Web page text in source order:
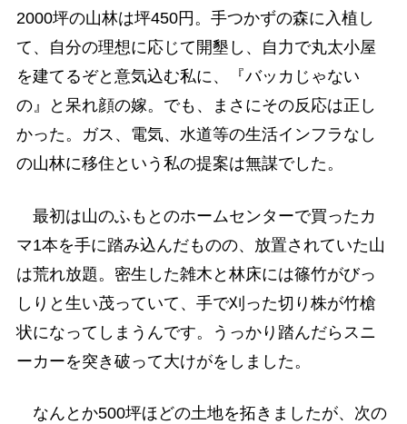
2000坪の山林は坪450円。手つかずの森に入植し
て、自分の理想に応じて開墾し、自力で丸太小屋
を建てるぞと意気込む私に、『バッカじゃない
の』と呆れ顔の嫁。でも、まさにその反応は正し
かった。ガス、電気、水道等の生活インフラなし
の山林に移住という私の提案は無謀でした。
最初は山のふもとのホームセンターで買ったカ
マ1本を手に踏み込んだものの、放置されていた山
は荒れ放題。密生した雑木と林床には篠竹がびっ
しりと生い茂っていて、手で刈った切り株が竹槍
状になってしまうんです。うっかり踏んだらスニ
ーカーを突き破って大けがをしました。
なんとか500坪ほどの土地を拓きましたが、次の